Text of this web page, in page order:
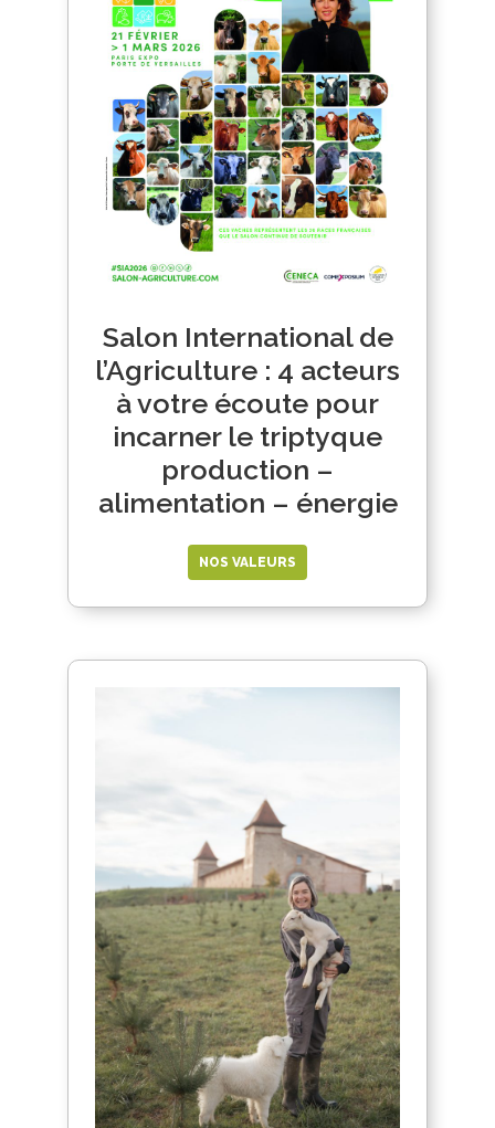
Salon International de
l’Agriculture : 4 acteurs
à votre écoute pour
incarner le triptyque
production –
alimentation – énergie
NOS VALEURS